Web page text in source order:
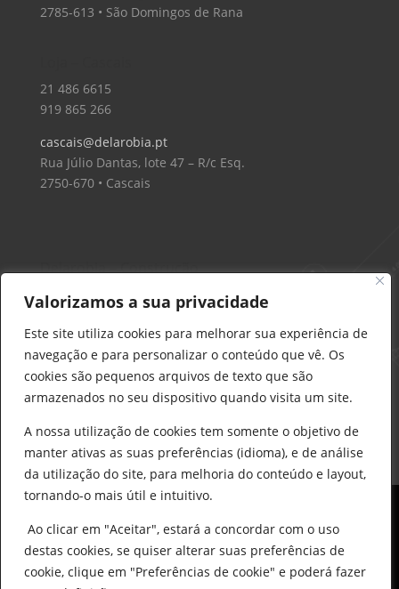
Valorizamos a sua privacidade
Este site utiliza cookies para melhorar sua experiência de
navegação e para personalizar o conteúdo que vê. Os
cookies são pequenos arquivos de texto que são
armazenados no seu dispositivo quando visita um site.
A nossa utilização de cookies tem somente o objetivo de
manter ativas as suas preferências (idioma), e de análise
da utilização do site, para melhoria do conteúdo e layout,
tornando-o mais útil e intuitivo.
Ao clicar em "Aceitar", estará a concordar com o uso
destas cookies, se quiser alterar suas preferências de
cookie, clique em "Preferências de cookie" e poderá fazer
2785-613 • São Domingos de Rana
21 486 6615
919 865 266
cascais@delarobia.pt
Rua Júlio Dantas, lote 47 – R/c Esq.
2750-670 • Cascais
Delarobia – Construção
912 441 514
construcao@delarobia.pt
R. António Andrade, 1171
2820-287 • Charneca de Caparica